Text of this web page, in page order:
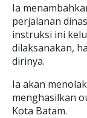
Ia
perjalanan
instruksi ini
dilaksanakan,
dirinya.
Ia akan
menghasilkan
Kota Batam.